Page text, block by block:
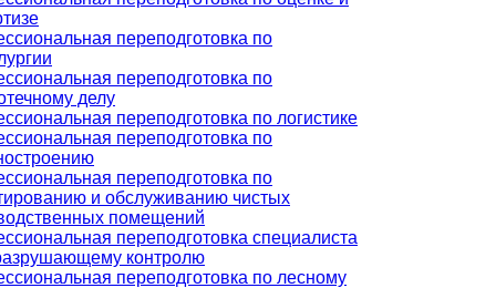
переподготовка по
переподготовка по
делу
переподготовка по логистике
переподготовка по
переподготовка по
и обслуживанию чистых
помещений
переподготовка специалиста
контролю
переподготовка по лесному